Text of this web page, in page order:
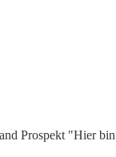
Prospekt "Hier bin